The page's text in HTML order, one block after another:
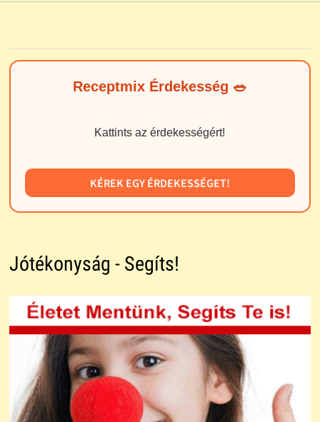
Receptmix Érdekesség 🥗
Kattints az érdekességért!
KÉREK EGY ÉRDEKESSÉGET!
Jótékonyság - Segíts!